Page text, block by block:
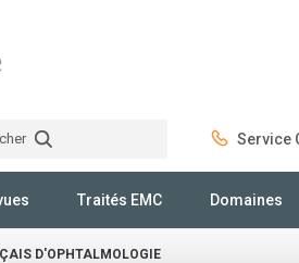
Service
Traités EMC Domaines
D'OPHTALMOLOGIE